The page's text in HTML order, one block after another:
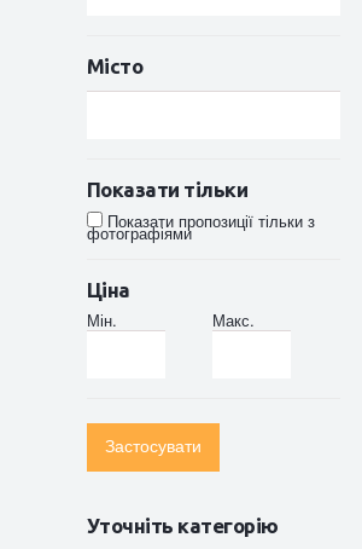
Місто
Показати тільки
Показати пропозиції тільки з
фотографіями
Ціна
Мін.
Макс.
Застосувати
Уточніть категорію